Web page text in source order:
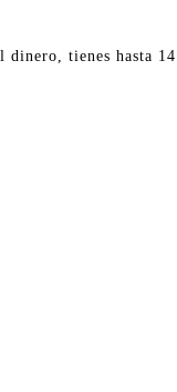
tienes hasta